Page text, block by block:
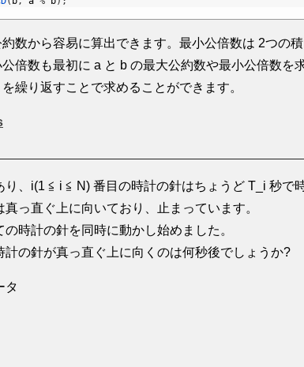
数から容易に算出できます。最小公倍数は 2つの
倍数も最初に a と b の最大公約数や最小公倍数を
繰り返すことで求めることができます。
り、i(1 ≦ i ≦ N) 番目の時計の針はちょうど T_i 秒で
っ直ぐ上に向いており、止まっています。
の時計の針を同時に動かし始めました。
計の針が真っ直ぐ上に向くのは何秒後でしょうか?
タ